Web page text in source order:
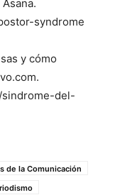
syndrome
y cómo
del-
de la Comunicación